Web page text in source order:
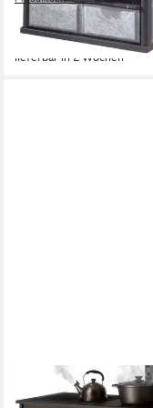
2.159,71 € UVP2.699,00 €
-20%
lieferbar in 2 Wochen
PROMETEY
Festbrennstoffherd